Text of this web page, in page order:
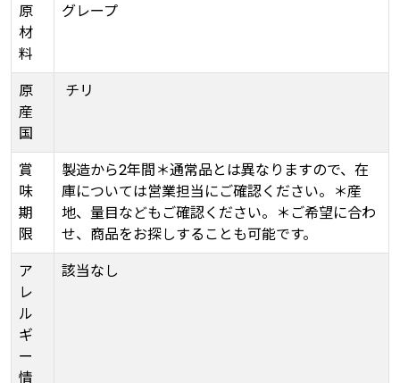
原
材
料
グレープ
原
産
国
チリ
賞
味
期
限
製造から2年間＊通常品とは異なりますので、在
庫については営業担当にご確認ください。＊産
地、量目などもご確認ください。＊ご希望に合わ
せ、商品をお探しすることも可能です。
ア
レ
ル
ギ
ー
情
該当なし